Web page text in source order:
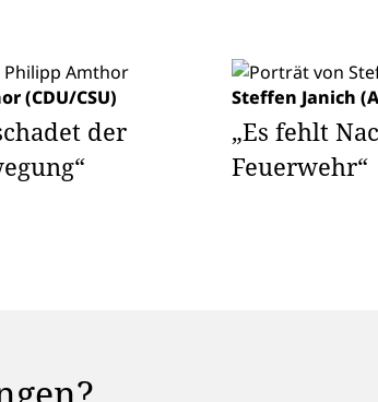
(CDU/CSU)
der
Steffen Janich
„Es fehlt
Feuerwehr“